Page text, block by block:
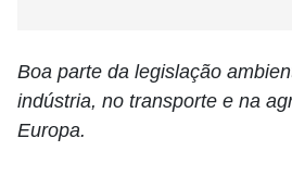
Boa parte da legislação
indústria, no transporte e na
Europa.